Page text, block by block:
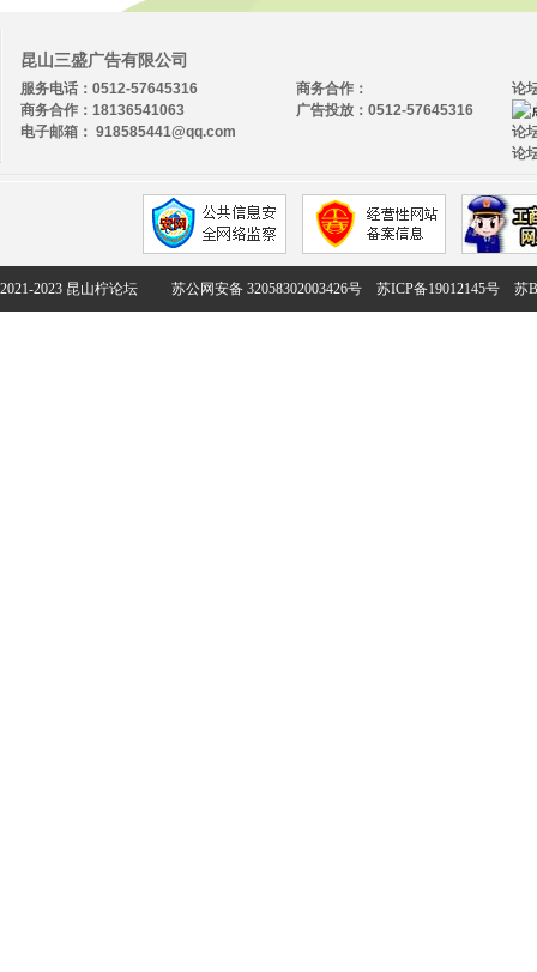
昆山三盛广告有限公司
服务电话：0512-57645316
商务合作：18136541063
电子邮箱： 918585441@qq.com
论
论
论
商务合作：
广告投放：0512-57645316
2021-2023 昆山柠论坛 苏公网安备 32058302003426号 苏ICP备19012145号 苏